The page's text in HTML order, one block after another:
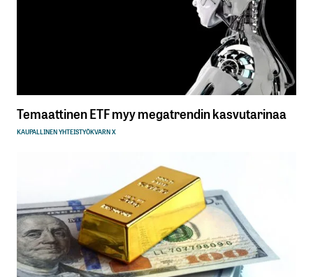
Temaattinen ETF myy megatrendin kasvutarinaa
KAUPALLINEN YHTEISTYÖKVARN X